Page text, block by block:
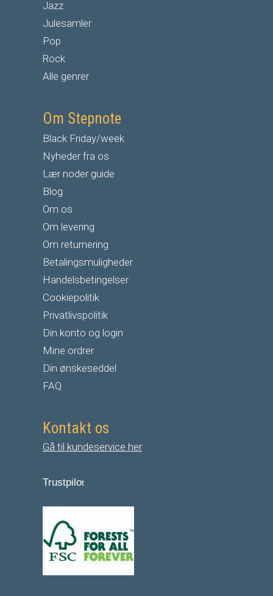
Jazz
Julesamler
Pop
Rock
Alle genrer
Om Stepnote
Black Friday/week
Nyheder fra os
Lær noder guide
Blog
Om os
Om levering
Om returnering
Betalingsmuligheder
Handelsbetingelser
Cookiepolitik
Privatlivspolitik
Din konto og login
Mine ordrer
Din ønskeseddel
FAQ
Kontakt os
Gå til kundeservice her
Trustpilot